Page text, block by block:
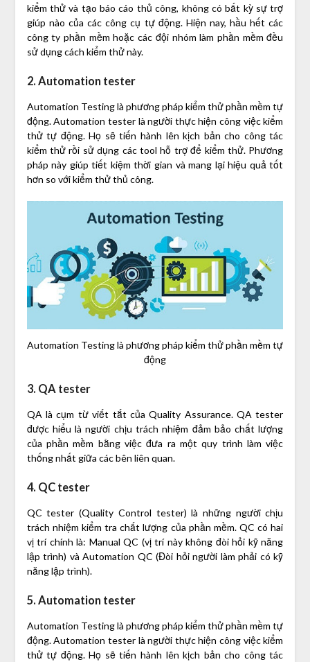
kiểm thử và tạo báo cáo thủ công, không có bất kỳ sự trợ
giúp nào của các công cụ tự động. Hiện nay, hầu hết các
công ty phần mềm hoặc các đội nhóm làm phần mềm đều
sử dụng cách kiểm thử này.
2. Automation tester
Automation Testing là phương pháp kiểm thử phần mềm tự
động. Automation tester là người thực hiện công việc kiểm
thử tự động. Họ sẽ tiến hành lên kịch bản cho công tác
kiểm thử rồi sử dụng các tool hỗ trợ để kiểm thử. Phương
pháp này giúp tiết kiệm thời gian và mang lại hiệu quả tốt
hơn so với kiểm thử thủ công.
Automation Testing là phương pháp kiểm thử phần mềm tự
động
3. QA tester
QA là cụm từ viết tắt của Quality Assurance. QA tester
được hiểu là người chịu trách nhiệm đảm bảo chất lượng
của phần mềm bằng việc đưa ra một quy trình làm việc
thống nhất giữa các bên liên quan.
4. QC tester
QC tester (Quality Control tester) là những người chịu
trách nhiệm kiểm tra chất lượng của phần mềm. QC có hai
vị trí chính là: Manual QC (vị trí này không đòi hỏi kỹ năng
lập trình) và Automation QC (Đòi hỏi người làm phải có kỹ
năng lập trình).
5. Automation tester
Automation Testing là phương pháp kiểm thử phần mềm tự
động. Automation tester là người thực hiện công việc kiểm
thử tự động. Họ sẽ tiến hành lên kịch bản cho công tác